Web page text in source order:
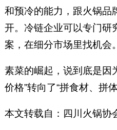
和预冷的能力，跟火锅品
开。冷链企业可以专门研
案，在细分市场里找机会。
素菜的崛起，说到底是因
价格”转向了“拼食材、拼体
本文转载自：四川火锅协